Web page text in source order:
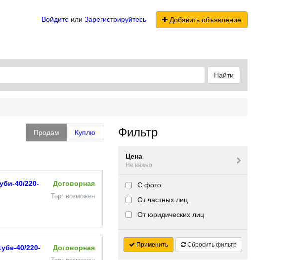
Войдите или Зарегистрируйтесь Добавить объявление
Найти
Продам Куплю
40/220-
Договорная
Торг возможен
40/220-
Договорная
Фильтр
Цена
Не важно
С фото
От частных лиц
От юридических лиц
Применить Сбросить фильтр